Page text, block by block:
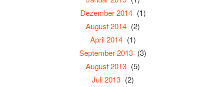
Dezember 2014 (1)
August 2014 (2)
April 2014 (1)
September 2013 (3)
August 2013 (5)
Juli 2013 (2)